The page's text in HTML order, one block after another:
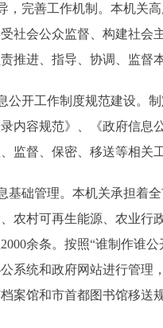
完善工作机制。本机关高
社会公众监督、构建社会
推进、指导、协调、监督
开工作制度规范建设。制
内容规范》、《政府信息
监督、保密、移送等相关
础管理。本机关承担着全
农村可再生能源、农业行
余条。按照“谁制作谁
系统和政府网站进行管理
案馆和市首都图书馆移送